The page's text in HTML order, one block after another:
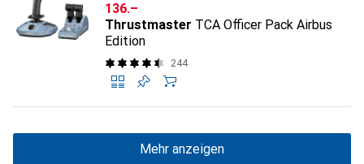
CHF
136.–
Thrustmaster TCA Officer Pack Airbus
Edition
244
Mehr anzeigen